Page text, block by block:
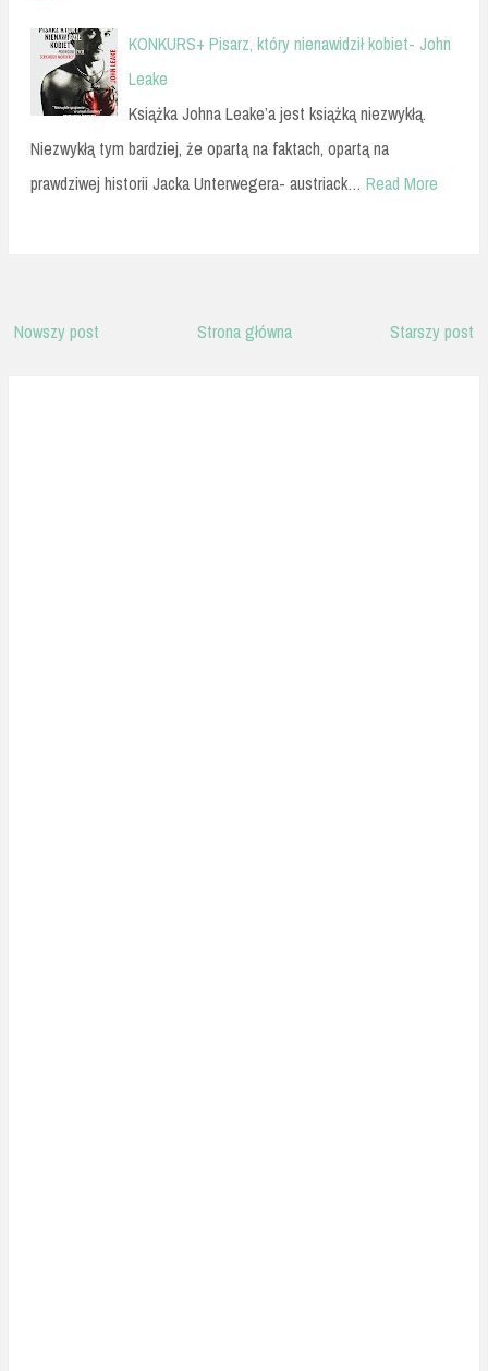
KONKURS+ Pisarz, który nienawidził kobiet- John
Leake
Książka Johna Leake’a jest książką niezwykłą.
Niezwykłą tym bardziej, że opartą na faktach, opartą na
prawdziwej historii Jacka Unterwegera- austriack… Read More
Nowszy post Starszy post
Strona główna